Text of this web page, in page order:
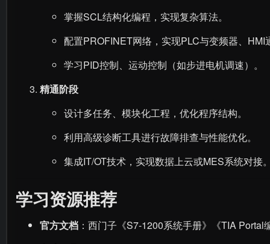
掌握SCL结构化编程，实现复杂算法。
配置PROFINET网络，实现PLC与变频器、HMI
学习PID控制、运动控制（如步进电机调速）。
精通阶段
设计多任务、模块化工程，优化程序结构。
利用高级诊断工具进行故障排查与性能优化。
集成IT/OT技术，实现数据上云或MES系统对接。
学习资源推荐
官方文档 ：西门子《S7-1200系统手册》《TIA Portal